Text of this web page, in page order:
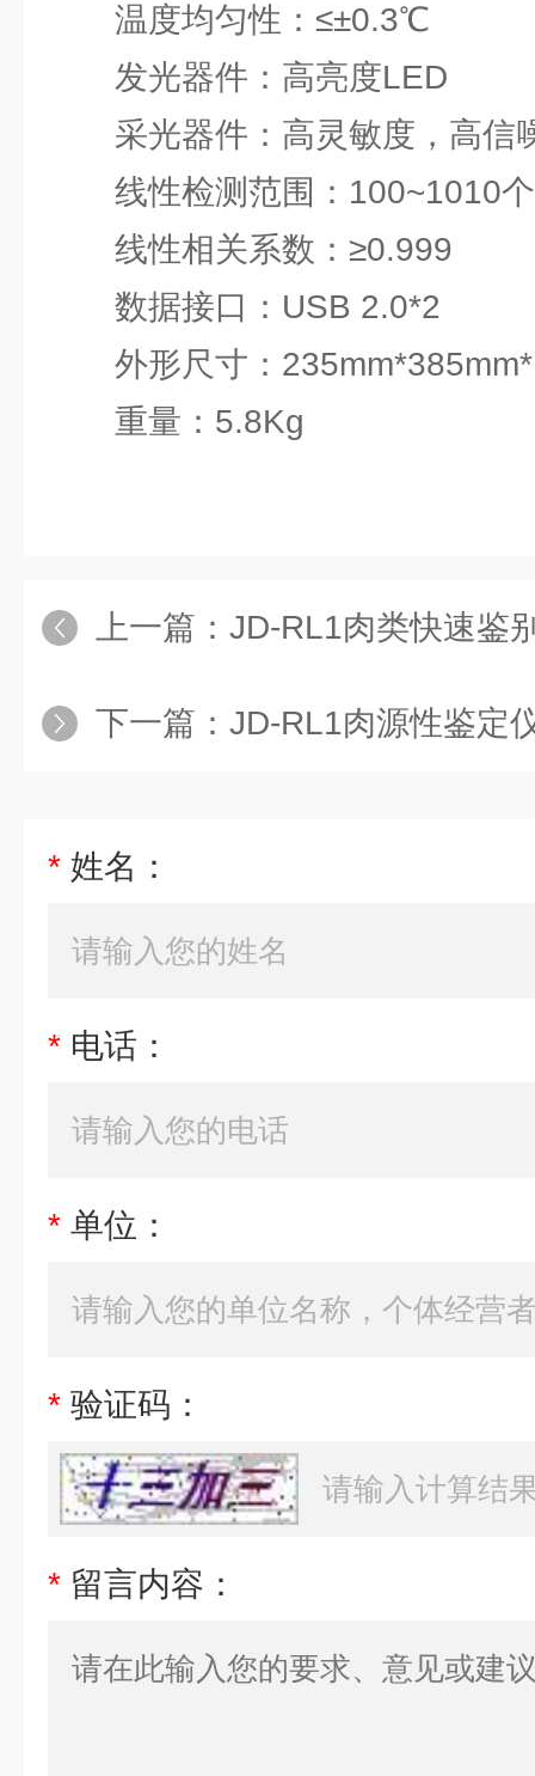
温度均匀性：≤±0.3℃
发光器件：高亮度LED
采光器件：高灵敏度，高信
线性检测范围：100~1010
线性相关系数：≥0.999
数据接口：USB 2.0*2
外形尺寸：
重量：5.8Kg
上一篇： JD-RL1肉类快速鉴
下一篇： JD-RL1肉源性鉴定
* 姓名：
* 电话：
* 单位：
* 验证码：
* 留言内容：